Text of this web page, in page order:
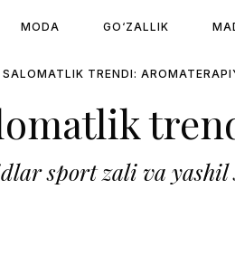
MODA GO‘ZALLIK
SALOMATLIK TRENDI:
sport zali va yashil